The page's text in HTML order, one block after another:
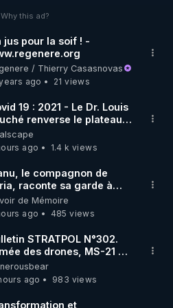
rdlr_thierrycasasnovas/
RGNR (stages,
SUR ODYSEE
sont aussi sur la
Why this ad?
jus pour la soif ! -
/ Thierry Casasnovas
ago
21 views
19 : 2021 - Le Dr. Louis
renverse le plateau
!
ago
1.4 k views
le compagnon de
raconte sa garde à
musclée. PARTAGEZ!
de Mémoire
ago
485 views
STRATPOL N°302.
des drones, MS-21 en
missiles coréens.
ago
983 views
et